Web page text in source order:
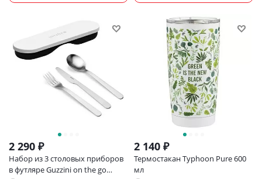
2 290 ₽
Набор из 3 столовых приборов
в футляре Guzzini on the go
2 140 ₽
Термостакан Typhoon Pure 600
мл